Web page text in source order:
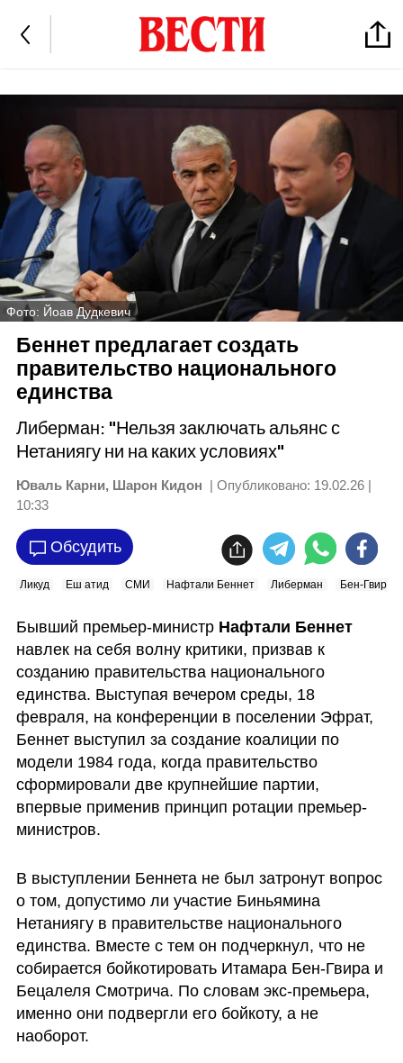
Фото: Йоав Дудкевич
Беннет предлагает создать
правительство национального
единства
Либерман: "Нельзя заключать альянс с
Нетаниягу ни на каких условиях"
Юваль Карни, Шарон Кидон | Опубликовано: 19.02.26 |
10:33
Обсудить
Ликуд Еш атид СМИ Нафтали Беннет Либерман Бен-Гвир
Бывший премьер-министр Нафтали Беннет
навлек на себя волну критики, призвав к
созданию правительства национального
единства. Выступая вечером среды, 18
февраля, на конференции в поселении Эфрат,
Беннет выступил за создание коалиции по
модели 1984 года, когда правительство
сформировали две крупнейшие партии,
впервые применив принцип ротации премьер-
министров.
В выступлении Беннета не был затронут вопрос
о том, допустимо ли участие Биньямина
Нетаниягу в правительстве национального
единства. Вместе с тем он подчеркнул, что не
собирается бойкотировать Итамара Бен-Гвира и
Бецалеля Смотрича. По словам экс-премьера,
именно они подвергли его бойкоту, а не
наоборот.